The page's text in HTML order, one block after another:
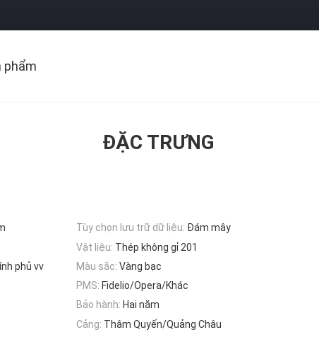
phẩm
ĐẶC TRƯNG
Tùy chọn lưu trữ dữ liệu: Đám mây
Vật liệu: Thép không gỉ 201
phủ vv
Màu sắc: Vàng bạc
PMS: Fidelio/Opera/Khác
Bảo hành: Hai năm
Cảng: Thâm Quyến/Quảng Châu